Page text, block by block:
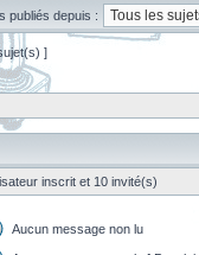
publiés depuis :
]
inscrit et 10 invité(s)
Aucun message non lu